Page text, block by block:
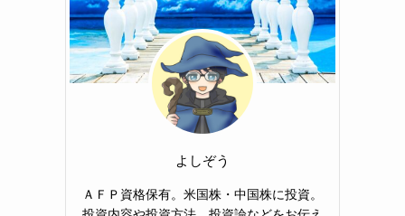
よしぞう
ＡＦＰ資格保有。米国株・中国株に投資。